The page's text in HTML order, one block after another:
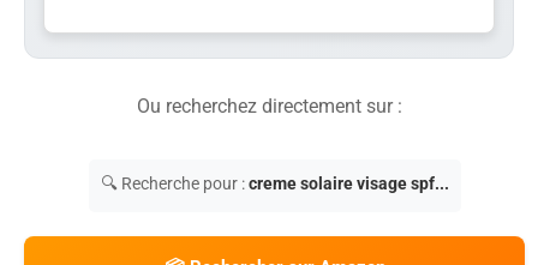
Ou recherchez directement sur :
🔍 Recherche pour :creme solaire visage spf...